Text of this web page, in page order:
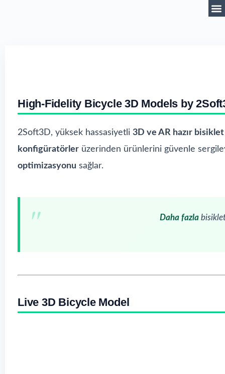
High-Fidelity Bicycle 3D Models by
2Soft3D, yüksek hassasiyetli 3D ve AR hazır
konfigüratörler üzerinden ürünlerini güvenle
optimizasyonu sağlar.
Daha fazla
Live 3D Bicycle Model